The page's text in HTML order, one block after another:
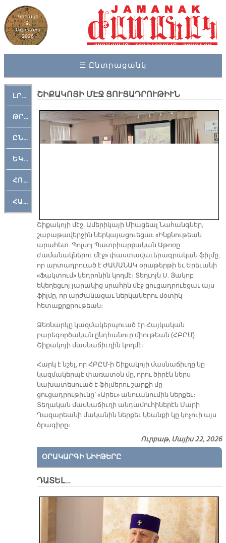
Կիրակի
9,
Օգոստոս
2026
☰ Ընտրացանկ
ԼՐԱՀՈՍ
ԹՐՔԱՀԱՅ ԿԵԱՆՔ
ԸՆԿԵՐԱՄՇԱԿՈՒԹԱՅԻՆ
ԵԿԵՂԵՑԱԿԱՆ
ՀՈԳԵՄՏԱՒՈՐ
ՀԱՐԹԱԿ
ՇԻՔԱԿՈՅԻ ՄԷՋ ՑՈՒՑԱԴՐՈՒԹԻՒՆ
Շիքակոյի մէջ, Ամերիկայի Միացեալ Նահանգներ,
շաբաթավերջին ներկայացուեցաւ «Ինքնութեան
արահետ. Պոլսոյ Պատրիարքական Աթոռը
ժամանակներու մէջ» փաստավաւերագրական ֆիլմը,
որ արտադրուած է ԺԱՄԱՆԱԿ օրաթերթի եւ Երեւանի
«Ֆակտում» կեդրոնին կողմէ։ Տեղւոյն Ս. Յակոբ
եկեղեցւոյ յարակից սրահին մէջ ցուցադրուեցաւ այս
ֆիլմը, որ արժանացաւ ներկաներու մօտիկ
հետաքրքրութեան։
Ձեռնարկը կազմակերպուած էր Հայկական
բարեգործական ընդհանուր միութեան (ՀԲԸՄ)
Շիքակոյի մասնաճիւղին կողմէ։
Հարկ է նշել, որ ՀԲԸՄ-ի Շիքակոյի մասնաճիւղը կը
կազմակերպէ փառատօն մը, որու ծիրէն ներս
նախատեսուած է ֆիլմերու շարքի մը
ցուցադրութիւնը՝ «Արեւ» անուանումին ներքեւ։
Տեղական մասնաճիւղի անդամուհիներէն Մարի
Ղազարեանի մականին ներքեւ կեանքի կը կոչուի այս
ծրագիրը։
Ուրբաթ, Մայիս 22, 2026
ՕՐԱԿԱՐԳԻ ՆԻՒԹԵՐԸ
ԴԱՏԵԼ…